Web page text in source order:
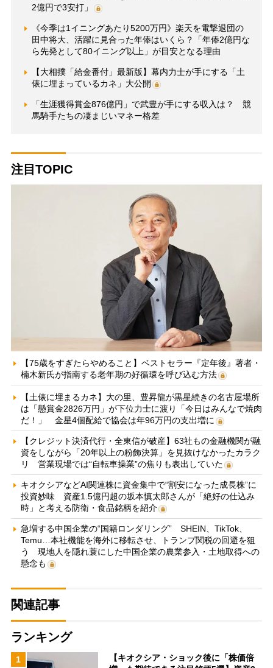
2億円で3安打」
《今季は1イニングあたり5200万円》楽天を電撃退団の
田中将大、活躍に見合った年俸はいくら？「年俸2億円な
ら先発として80イニング以上」が目安となる理由
【大相撲「給金番付」最新版】幕内力士が手にする「土
俵に埋まっているカネ」大公開
「生涯獲得賞金876億円」で武豊が手にする収入は？ 競
馬騎手たちの凄まじいマネー格差
注目TOPIC
【75歳をすぎたらやめること】ベストセラー『定年後』著者・
楠木新氏が指南する老年期の好循環を呼び込む方法
【土俵に埋まるカネ】大の里、豊昇龍が黒星続きの名古屋場所
は「懸賞金2826万円」が下位力士に渡り「今日はみんなで焼肉
だ！」 金星4個配給で協会は年96万円の支出増に
【クレジット決済代行・全東信が破産】63社もの金融機関が融
資をしながら「20年以上の粉飾決算」を見抜けなかったカラク
リ 営業現場では“自転車操業”の焦りも表出していた
キオクシアなどAI関連株に資金集中で“割安になった成長株”に
投資妙味 資産1.5億円超の坂本慎太郎さんが「絶好の仕込み
時」と考える防衛・食品銘柄を紹介
急増する中国企業の“国籍ロンダリング” SHEIN、TikTok、
Temu…本社機能を海外に移転させ、トランプ関税の回避を狙
う 現地人を隠れ蓑にした中国企業の農業参入・土地取得への
懸念も
関連記事
ランキング
1
【キオクシア・ショック後に「株価倍